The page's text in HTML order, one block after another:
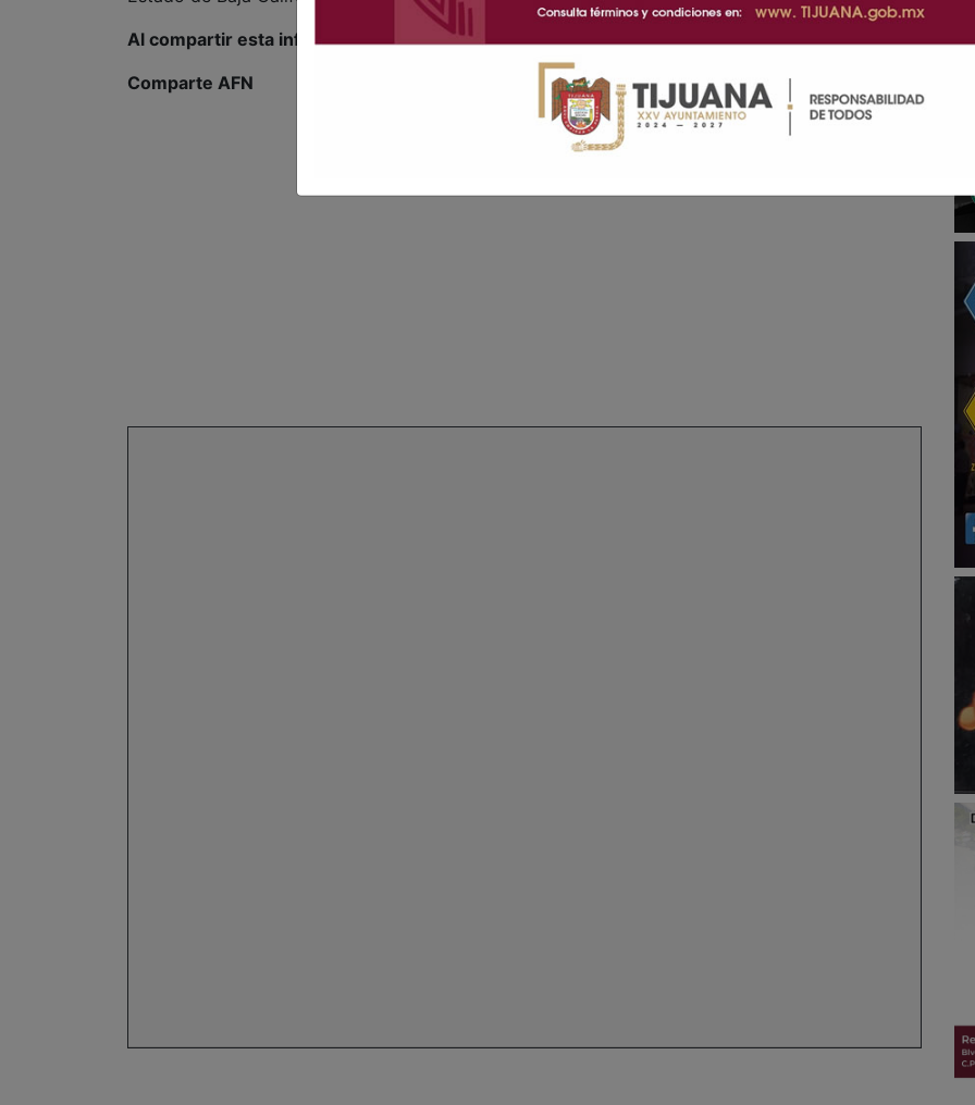
Al compartir esta información, apoyas a la prensa que necesitas
Comparte AFN